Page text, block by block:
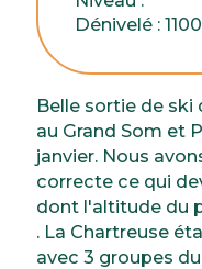
Dénivelé : 1100
Belle sortie de ski
au Grand Som et
janvier. Nous
correcte ce qui
dont l'altitude du
. La Chartreuse
avec 3 groupes